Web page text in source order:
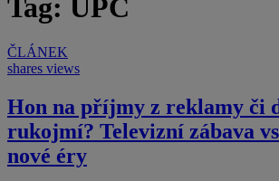
Tag: UPC
ČLÁNEK
shares views
Hon na příjmy z reklamy či
rukojmí? Televizní zábava
nové éry